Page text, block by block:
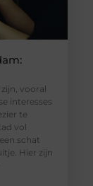
vooral
interesses
te
vol
schat
Hier zijn